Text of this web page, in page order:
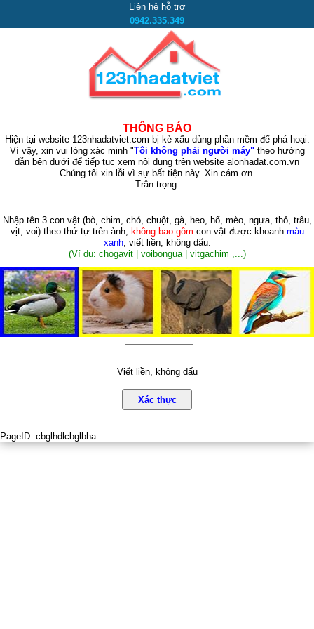
Liên hệ hỗ trợ
0942.335.349
THÔNG BÁO
Hiện tại website 123nhadatviet.com bị kẻ xấu dùng phần mềm để phá hoại.
Vì vậy, xin vui lòng xác minh "Tôi không phải người máy"theo hướng
dẫn bên dưới để tiếp tục xem nội dung trên website alonhadat.com.vn
Chúng tôi xin lỗi vì sự bất tiện này. Xin cám ơn.
Trân trọng.
Nhập tên 3 con vật (bò, chim, chó, chuột, gà, heo, hổ, mèo, ngựa, thỏ, trâu,
vịt, voi)theo thứ tự trên ảnh, không bao gồm con vật được khoanh màu
xanh, viết liền, không dấu.
(Ví dụ: chogavit | voibongua | vitgachim ,...)
Viết liền, không dấu
Xác thực
PageID: cbglhdlcbglbha